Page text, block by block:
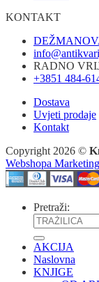
KONTAKT
RADNO
+3851 484-
Dostava
Uvjeti prodaje
Kontakt
Copyright 2026 ©
Webshopa
Pretraži:
AKCIJA
Naslovna
KNJIGE